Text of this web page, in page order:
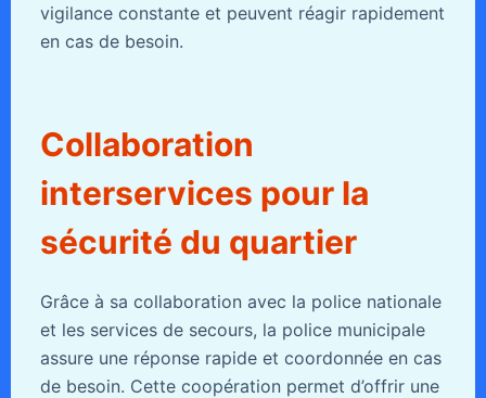
vigilance constante et peuvent réagir rapidement
en cas de besoin.
Collaboration
interservices pour la
sécurité du quartier
Grâce à sa collaboration avec la police nationale
et les services de secours, la police municipale
assure une réponse rapide et coordonnée en cas
de besoin. Cette coopération permet d’offrir une